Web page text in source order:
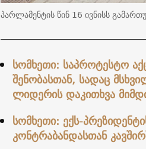
პარლამენტის წინ 16 ივნისს
სომხეთი: საპროტესტო
შენობასთან, სადაც
ლიდერის დაკითხვა
სომხეთი: ექს-
კონტრაბანდასთან